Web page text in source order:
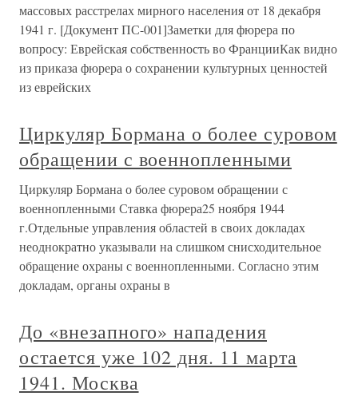
массовых расстрелах мирного населения от 18 декабря
1941 г. [Документ ПС-001]Заметки для фюрера по
вопросу: Еврейская собственность во ФранцииКак видно
из приказа фюрера о сохранении культурных ценностей
из еврейских
Циркуляр Бормана о более суровом
обращении с военнопленными
Циркуляр Бормана о более суровом обращении с
военнопленными Ставка фюрера25 ноября 1944
г.Отдельные управления областей в своих докладах
неоднократно указывали на слишком снисходительное
обращение охраны с военнопленными. Согласно этим
докладам, органы охраны в
До «внезапного» нападения
остается уже 102 дня. 11 марта
1941. Москва